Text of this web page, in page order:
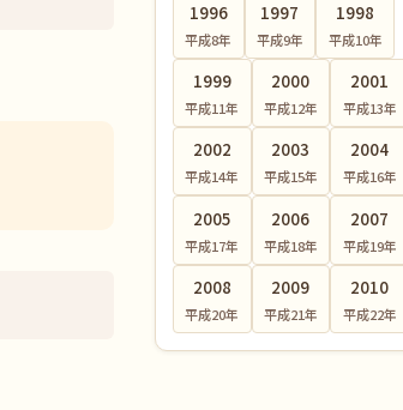
1996
平成8年
1997
平成9年
1998
平成10年
1999
平成11年
2000
平成12年
2001
平成13年
2002
平成14年
2003
平成15年
2004
平成16年
2005
平成17年
2006
平成18年
2007
平成19年
2008
平成20年
2009
平成21年
2010
平成22年